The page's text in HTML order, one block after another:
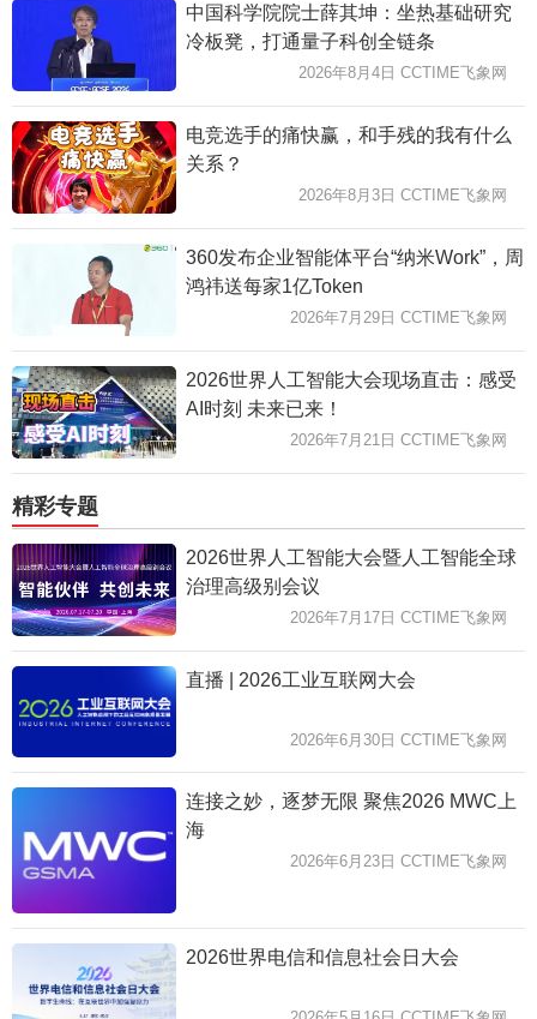
中国科学院院士薛其坤：坐热基础研究
冷板凳，打通量子科创全链条
2026年8月4日 CCTIME飞象网
电竞选手的痛快赢，和手残的我有什么
关系？
2026年8月3日 CCTIME飞象网
360发布企业智能体平台“纳米Work”，周
鸿祎送每家1亿Token
2026年7月29日 CCTIME飞象网
2026世界人工智能大会现场直击：感受
AI时刻 未来已来！
2026年7月21日 CCTIME飞象网
精彩专题
2026世界人工智能大会暨人工智能全球
治理高级别会议
2026年7月17日 CCTIME飞象网
直播 | 2026工业互联网大会
2026年6月30日 CCTIME飞象网
连接之妙，逐梦无限 聚焦2026 MWC上
海
2026年6月23日 CCTIME飞象网
2026世界电信和信息社会日大会